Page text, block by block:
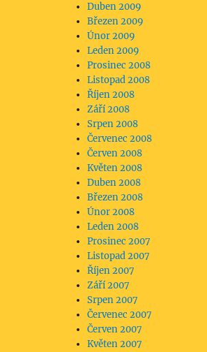
Duben 2009
Březen 2009
Únor 2009
Leden 2009
Prosinec 2008
Listopad 2008
Říjen 2008
Září 2008
Srpen 2008
Červenec 2008
Červen 2008
Květen 2008
Duben 2008
Březen 2008
Únor 2008
Leden 2008
Prosinec 2007
Listopad 2007
Říjen 2007
Září 2007
Srpen 2007
Červenec 2007
Červen 2007
Květen 2007